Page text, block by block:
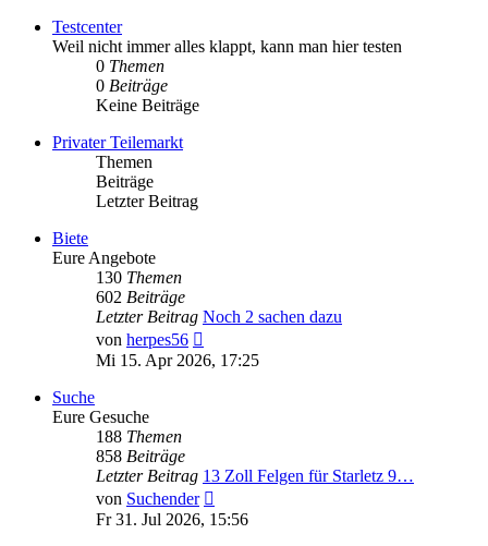
Testcenter
Weil nicht immer alles klappt, kann man hier testen
0 Themen
0 Beiträge
Keine Beiträge
Privater Teilemarkt
Themen
Beiträge
Letzter Beitrag
Biete
Eure Angebote
130 Themen
602 Beiträge
Letzter Beitrag Noch 2 sachen dazu
von herpes56
Beitrag
Mi 15. Apr 2026, 17:25
Suche
Eure Gesuche
188 Themen
858 Beiträge
Letzter Beitrag 13 Zoll Felgen für Starletz 9…
von Suchender
Beitrag
Fr 31. Jul 2026, 15:56